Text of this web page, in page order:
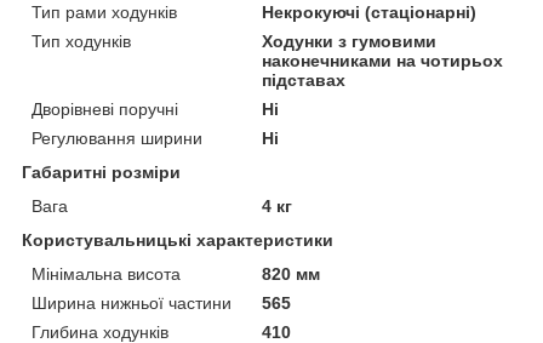
Тип рами ходунків
Некрокуючі (стаціонарні)
Тип ходунків
Ходунки з гумовими
наконечниками на чотирьох
підставах
Дворівневі поручні
Ні
Регулювання ширини
Ні
Габаритні розміри
Вага
4 кг
Користувальницькі характеристики
Мінімальна висота
820 мм
Ширина нижньої частини
565
Глибина ходунків
410